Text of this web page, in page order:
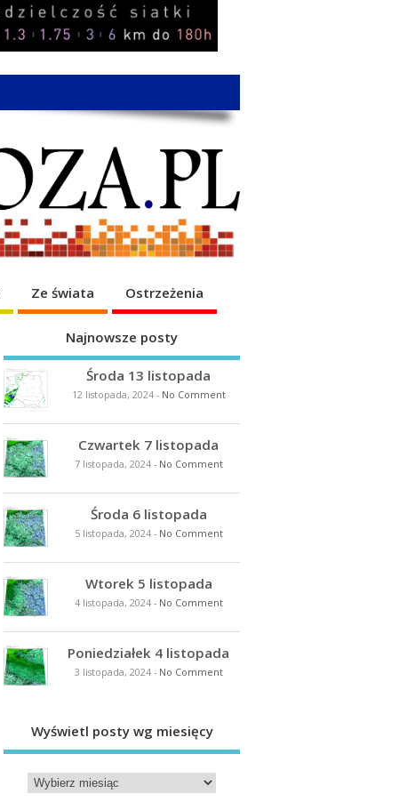
Ze świata Ostrzeżenia
Najnowsze posty
Środa 13 listopada
12 listopada, 2024- No Comment
Czwartek 7 listopada
7 listopada, 2024- No Comment
Środa 6 listopada
5 listopada, 2024- No Comment
Wtorek 5 listopada
4 listopada, 2024- No Comment
Poniedziałek 4 listopada
3 listopada, 2024- No Comment
Wyświetl posty wg miesięcy